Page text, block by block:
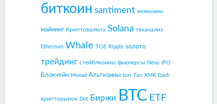
биткоин santiment мемкоины
майнинг Криптовалюта Solana теханализ
Ethereum Whale TGE Ripple золото
трейдинг стейблкоины фьючерсы Nexo IPO
Блокчейн Monad Альткоины ton Tao XMR Dash
крипторынок Dot Биржи BTC ETF